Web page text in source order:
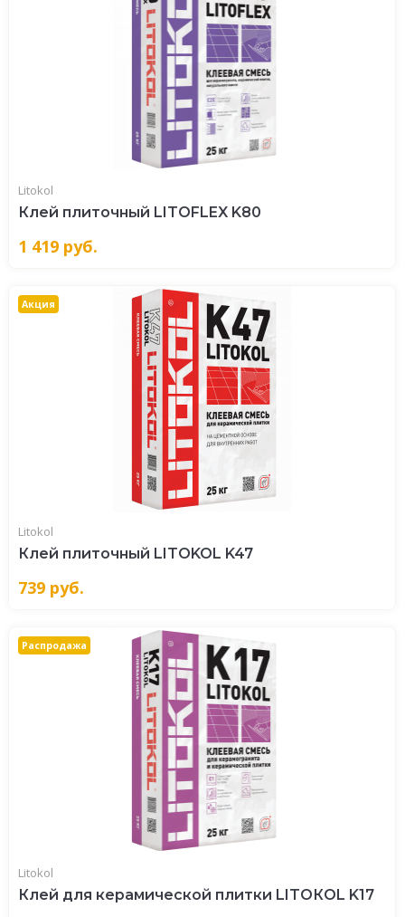
Litokol
Клей плиточный LITOFLEX K80
1 419 руб.
Акция
Litokol
Клей плиточный LITOKOL K47
739 руб.
Распродажа
Litokol
Клей для керамической плитки LITOКOL K17